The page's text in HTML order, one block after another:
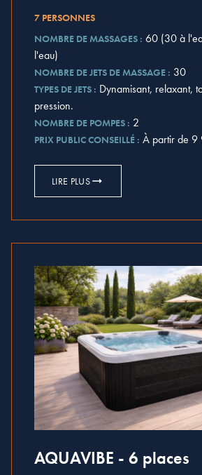
7 PERSONNES
NOMBRE DE MASSAGES : 60 (30 à
l'eau)
NOMBRE DE JETS DE MASSAGE : 30
TYPES DE JETS : Dynamisant, relaxant,
pression.
NOMBRE DE POMPES : 2
PRIX PUBLIC CONSEILLÉ : À partir de 9
LIRE PLUS
AQUAVIBE - 6 places